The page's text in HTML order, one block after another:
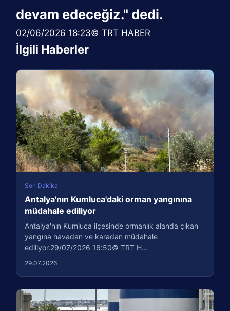
devam edeceğiz." dedi.
02/06/2026 18:23© TRT HABER
İlgili Haberler
Son Dakika
Antalya'nın Kumluca'daki orman yangınına
müdahale ediliyor
Antalya'nın Kumluca ilçesinde ormanlık alanda çıkan
yangına havadan ve karadan müdahale
ediliyor.29/07/2026 16:50© TRT H...
29.07.2026